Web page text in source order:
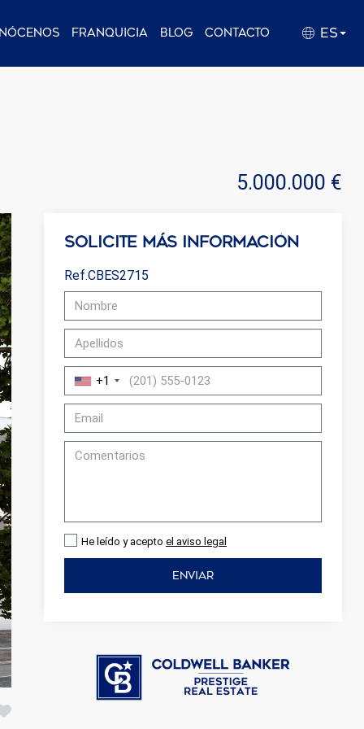
Franquicia Blog Contacto ES
5.000.000 €
Solicite más información
Ref.CBES2715
+1
He leído y acepto el aviso legal
ENVIAR